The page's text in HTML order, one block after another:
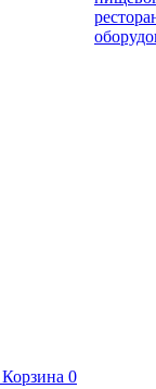
Корзина 0